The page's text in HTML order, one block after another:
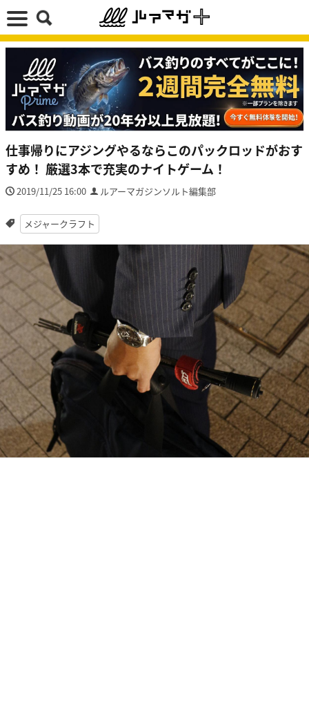
仕事帰りにアジングやるならこのパックロッドがおす
すめ！ 厳選3本で充実のナイトゲーム！
2019/11/25 16:00 ルアーマガジンソルト編集部
メジャークラフト